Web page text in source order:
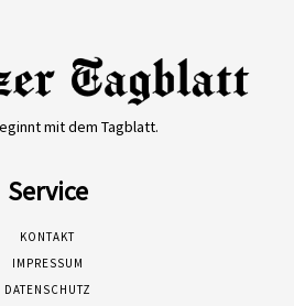
mit dem Tagblatt.
Service
KONTAKT
IMPRESSUM
DATENSCHUTZ